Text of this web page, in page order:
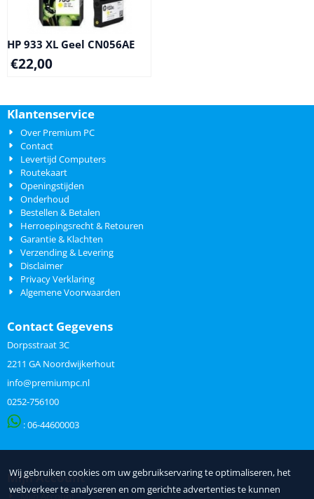
HP 933 XL Geel CN056AE
€22,00
Klantenservice
Over Premium PC
Contact
Levertijd Computers
Routekaart
Openingstijden
Onderhoud
Bestellen & Betalen
Herroepingsrecht & Retouren
Garantie & Klachten
Verzending & Levering
Disclaimer
Privacy Verklaring
Algemene Voorwaarden
Contact Gegevens
Dorpsstraat 3C
2211 GA Noordwijkerhout
info@premiumpc.nl
0252-756100
: 06-44600003
Mijn Account
Mijn Account
Wij gebruiken cookies om uw gebruikservaring te optimaliseren, het
webverkeer te analyseren en om gerichte advertenties te kunnen